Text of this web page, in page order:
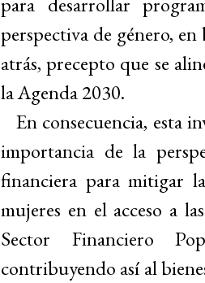
perspectiva de género,
atrás, precepto que se
la Agenda 2030.
En consecuencia, esta
importancia de la
financiera para mitigar
mujeres en el acceso a
Sector Financiero
contribuyendo así al